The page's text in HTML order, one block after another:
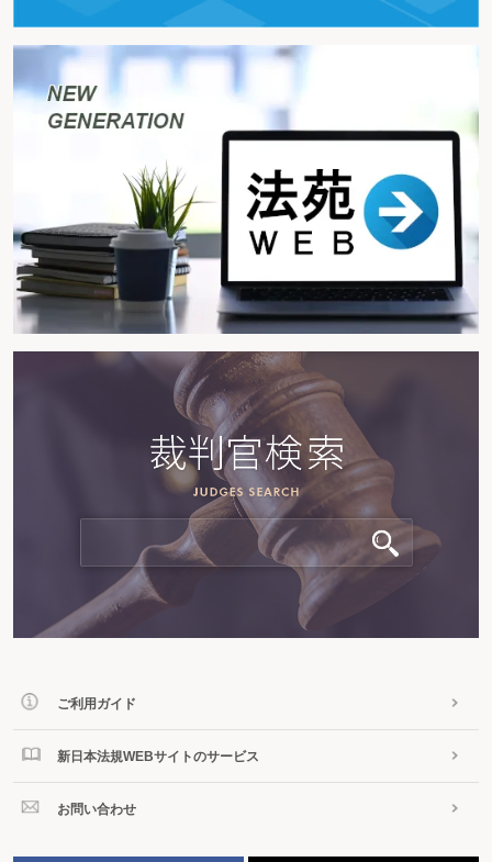
ご利用ガイド
新日本法規WEBサイトのサービス
お問い合わせ